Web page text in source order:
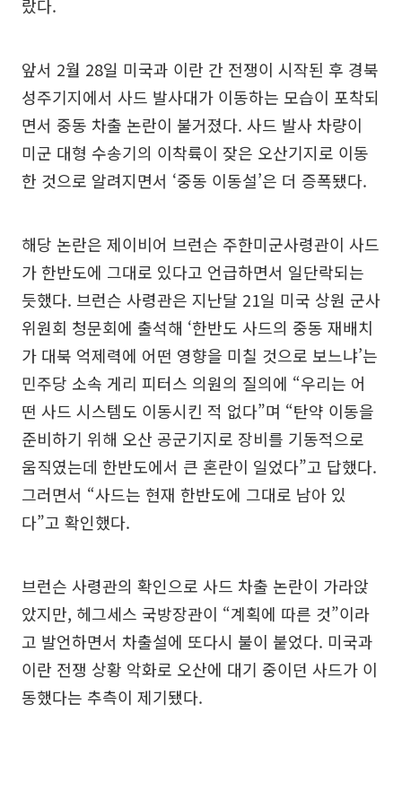
랐다.
앞서 2월 28일 미국과 이란 간 전쟁이 시작된 후 경북
성주기지에서 사드 발사대가 이동하는 모습이 포착되
면서 중동 차출 논란이 불거졌다. 사드 발사 차량이
미군 대형 수송기의 이착륙이 잦은 오산기지로 이동
한 것으로 알려지면서 ‘중동 이동설’은 더 증폭됐다.
해당 논란은 제이비어 브런슨 주한미군사령관이 사드
가 한반도에 그대로 있다고 언급하면서 일단락되는
듯했다. 브런슨 사령관은 지난달 21일 미국 상원 군사
위원회 청문회에 출석해 ‘한반도 사드의 중동 재배치
가 대북 억제력에 어떤 영향을 미칠 것으로 보느냐’는
민주당 소속 게리 피터스 의원의 질의에 “우리는 어
떤 사드 시스템도 이동시킨 적 없다”며 “탄약 이동을
준비하기 위해 오산 공군기지로 장비를 기동적으로
움직였는데 한반도에서 큰 혼란이 일었다”고 답했다.
그러면서 “사드는 현재 한반도에 그대로 남아 있
다”고 확인했다.
브런슨 사령관의 확인으로 사드 차출 논란이 가라앉
았지만, 헤그세스 국방장관이 “계획에 따른 것”이라
고 발언하면서 차출설에 또다시 불이 붙었다. 미국과
이란 전쟁 상황 악화로 오산에 대기 중이던 사드가 이
동했다는 추측이 제기됐다.